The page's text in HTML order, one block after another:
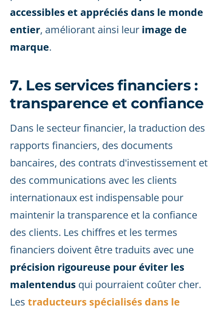
accessibles et appréciés dans le monde
entier, améliorant ainsi leur image de
marque.
7. Les services financiers :
transparence et confiance
Dans le secteur financier, la traduction des
rapports financiers, des documents
bancaires, des contrats d'investissement et
des communications avec les clients
internationaux est indispensable pour
maintenir la transparence et la confiance
des clients. Les chiffres et les termes
financiers doivent être traduits avec une
précision rigoureuse pour éviter les
malentendus qui pourraient coûter cher.
Les traducteurs spécialisés dans le